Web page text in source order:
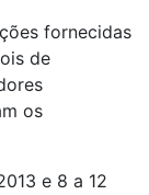
fornecidas
de
os
e 8 a 12